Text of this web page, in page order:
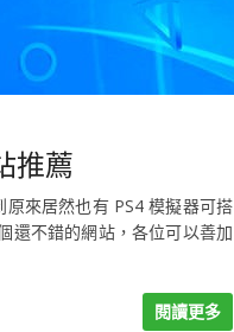
推薦
來居然也有 PS4 模擬器可搭
還不錯的網站，各位可以善加
閱讀更多